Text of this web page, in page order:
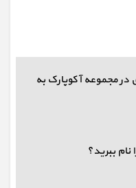
در مجموعه آکوپارک به
ببرید؟